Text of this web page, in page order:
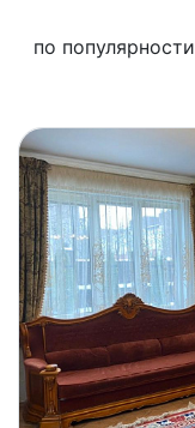
по популярности